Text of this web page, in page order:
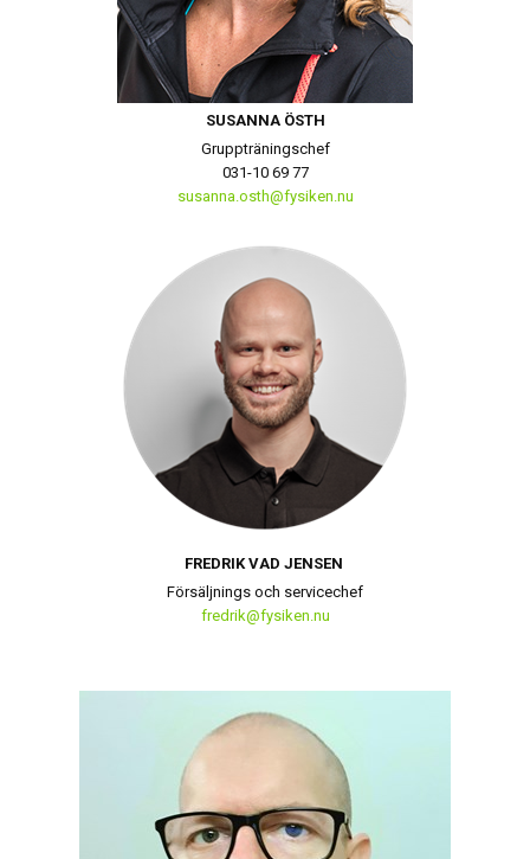
SUSANNA ÖSTH
Gruppträningschef
031-10 69 77
susanna.osth@fysiken.nu
FREDRIK VAD JENSEN
Försäljnings och servicechef
fredrik@fysiken.nu